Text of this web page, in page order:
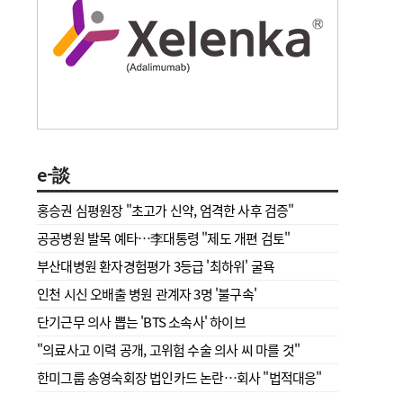
e-談
홍승권 심평원장 " 초고가 신약, 엄격한 사후 검증"
공공병원 발목 예타…李대통령 "제도 개편 검토"
부산대병원 환자경험평가 3등급 '최하위' 굴욕
인천 시신 오배출 병원 관계자 3명 '불구속'
단기근무 의사 뽑는 'BTS 소속사' 하이브
"의료사고 이력 공개, 고위험 수술 의사 씨 마를 것"
한미그룹 송영숙회장 법인카드 논란…회사 "법적대응"